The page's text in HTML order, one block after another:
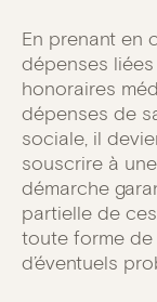
En prenant en
dépenses
honoraires
dépenses de
sociale, il
souscrire à
démarche
partielle de
toute forme
d’éventuels